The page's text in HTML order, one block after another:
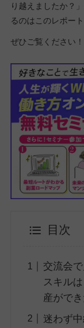
り越えましたか？
るのはこのレポート
ぜひご覧ください！
目次
交流会
スキル
産ができ
迷わず